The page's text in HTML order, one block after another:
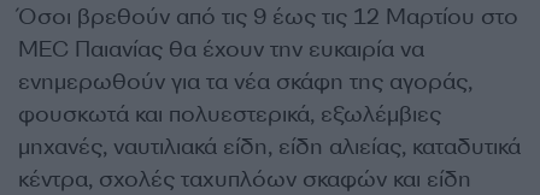
Όσοι βρεθούν από τις 9 έως τις 12 Μαρτίου στο
MEC Παιανίας θα έχουν την ευκαιρία να
ενημερωθούν για τα νέα σκάφη της αγοράς,
φουσκωτά και πολυεστερικά, εξωλέμβιες
μηχανές, ναυτιλιακά είδη, είδη αλιείας, καταδυτικά
κέντρα, σχολές ταχυπλόων σκαφών και είδη